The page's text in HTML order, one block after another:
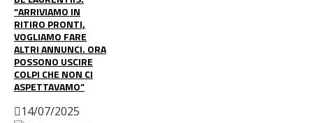
“ARRIVIAMO IN
RITIRO PRONTI,
VOGLIAMO FARE
ALTRI ANNUNCI. ORA
POSSONO USCIRE
COLPI CHE NON CI
ASPETTAVAMO”
14/07/2025